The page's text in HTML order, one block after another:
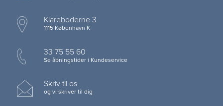
Klareboderne 3
1115 København K
33 75 55 60
Se åbningstider i Kundeservice
Skriv til os
og vi skriver til dig